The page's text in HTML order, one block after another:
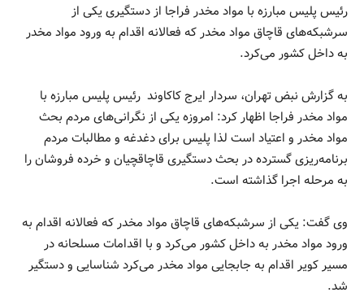
رئیس پلیس مبارزه با مواد مخدر فراجا از دستگیری یکی از
سرشبکه‌های قاچاق مواد مخدر که فعالانه اقدام به ورود مواد مخدر
به داخل کشور می‌کرد.
به گزارش نبض تهران، سردار ایرج کاکاوند رئیس پلیس مبارزه با
مواد مخدر فراجا اظهار کرد: امروزه یکی از نگرانی‌های مردم بحث
مواد مخدر و اعتیاد است لذا پلیس برای دغدغه و مطالبات مردم
برنامه‌ریزی گسترده در بحث دستگیری قاچاقچیان و خرده فروشان را
به مرحله اجرا گذاشته است.
وی گفت: یکی از سرشبکه‌های قاچاق مواد مخدر که فعالانه اقدام به
ورود مواد مخدر به داخل کشور می‌کرد و با اقدامات مسلحانه در
مسیر کویر اقدام به جابجایی مواد مخدر می‌کرد شناسایی و دستگیر
شد.